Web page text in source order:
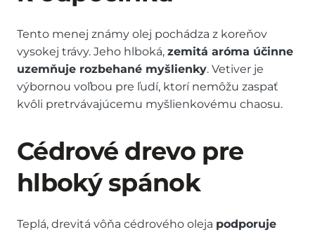
Tento menej známy olej pochádza z koreňov
vysokej trávy. Jeho hlboká, zemitá aróma účinne
uzemňuje rozbehané myšlienky. Vetiver je
výbornou voľbou pre ľudí, ktorí nemôžu zaspať
kvôli pretrvávajúcemu myšlienkovému chaosu.
Cédrové drevo pre
hlboký spánok
Teplá, drevitá vôňa cédrového oleja podporuje